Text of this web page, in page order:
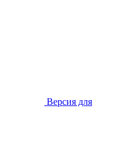
Версия для